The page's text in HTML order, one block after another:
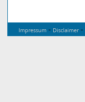
Impressum - Disclaimer-